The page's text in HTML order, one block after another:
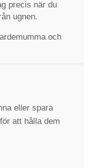
precis när du
ugnen.
och
eller spara
att hålla dem